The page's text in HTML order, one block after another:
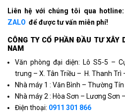
Liên hệ với chúng tôi qua hotline:
ZALO để được tư vấn miễn phí!
CÔNG TY CỔ PHẦN ÐẦU TƯ XÂY
NAM
Văn phòng đại diện: Lô S5-5 –
trung – X. Tân Triều – H. Thanh Trì
Nhà máy 1 : Văn Bình – Thường Tín
Nhà máy 2 : Hòa Sơn – Lương Sơn
Điện thoại: 0911 301 866